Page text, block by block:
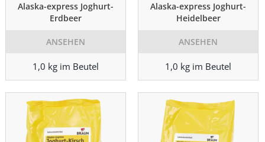
Alaska-express Joghurt-
Erdbeer
ANSEHEN
1,0 kg im Beutel
Alaska-express Joghurt-
Heidelbeer
ANSEHEN
1,0 kg im Beutel